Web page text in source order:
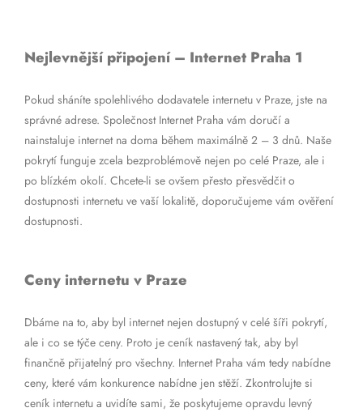
Nejlevnější připojení – Internet Praha 1
Pokud sháníte spolehlivého dodavatele internetu v Praze, jste na
správné adrese. Společnost Internet Praha vám doručí a
nainstaluje internet na doma během maximálně 2 – 3 dnů. Naše
pokrytí funguje zcela bezproblémově nejen po celé Praze, ale i
po blízkém okolí. Chcete-li se ovšem přesto přesvědčit o
dostupnosti internetu ve vaší lokalitě, doporučujeme vám ověření
dostupnosti.
Ceny internetu v Praze
Dbáme na to, aby byl internet nejen dostupný v celé šíři pokrytí,
ale i co se týče ceny. Proto je ceník nastavený tak, aby byl
finančně přijatelný pro všechny. Internet Praha vám tedy nabídne
ceny, které vám konkurence nabídne jen stěží. Zkontrolujte si
ceník internetu a uvidíte sami, že poskytujeme opravdu levný